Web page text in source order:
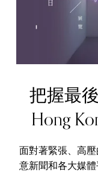
把握最
Hong
面對著緊張、高
意新聞和各大媒